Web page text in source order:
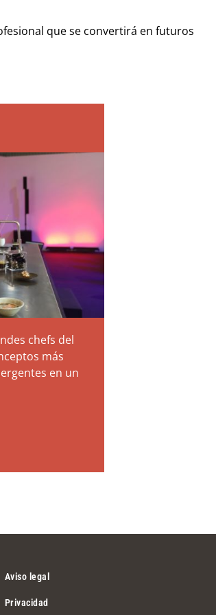
que se convertirá en futuros
chefs del
más
en un
Aviso legal
Privacidad